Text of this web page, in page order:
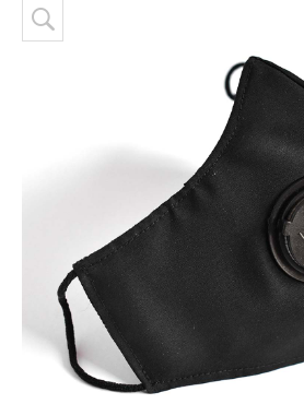
Skip to content